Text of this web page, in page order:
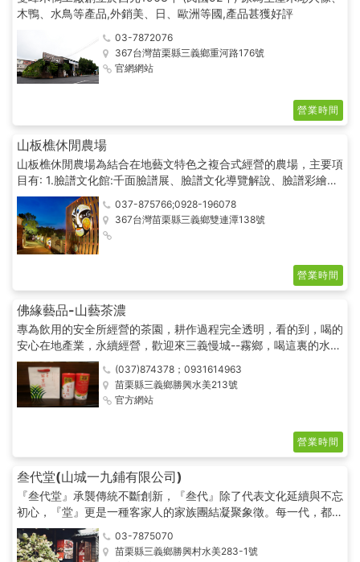
木鴨、水鳥等產品,外銷美、日、歐洲等國,產品甚獲好評
03-7872076
367台灣苗栗縣三義鄉重河路176號
官網網站
營業時間
山板樵休閒農場
山板樵休閒農場為結合在地藝文特色之複合式經營的農場，主要項
目有: 1.臉譜文化館:千面臉譜展、臉譜文化導覽解說、臉譜彩繪
DIY 2.愛面子民宿:與文化藝術結合的民宿~保證多采多姿! 3.楓橋
夜泊露營場:與自然生態 結合的露營場域~保證收穫滿滿! 4.騏雞蛋:
由農場二代漢騏返鄉經營，畢業於屏科大畜產系的二 代青農，結
合所學經營放牧飼養蛋雞，並以此主題推廣食農教 育，推廣安心
037-875766;0928-196078
367台灣苗栗縣三義鄉雙連潭138號
營業時間
佛緣藝品-山藝茶濃
專為飲用的安全所經營的茶園，耕作過程完全透明，看的到，喝的
安心在地產業，永續經營，歡迎來三義慢城--霧鄉，喝這裏的水，
飲這裏的茶
(037)874378；0931614963
苗栗縣三義鄉勝興水美213號
官方網站
營業時間
叁代堂(山城一九鋪有限公司)
『叁代堂』承襲傳統不斷創新，『叁代』除了代表文化延續與不忘
初心，『堂』更是一種客家人的家族團結凝聚象徵。每一代，都是
叁代堂的第一代，都要保留上一代堅持的好味道，用『叁代堂』的
品牌來體現店面及產品的風格化，讓更多國內外的年輕族群重新認
03-7875070
苗栗縣三義鄉勝興村水美283-1號